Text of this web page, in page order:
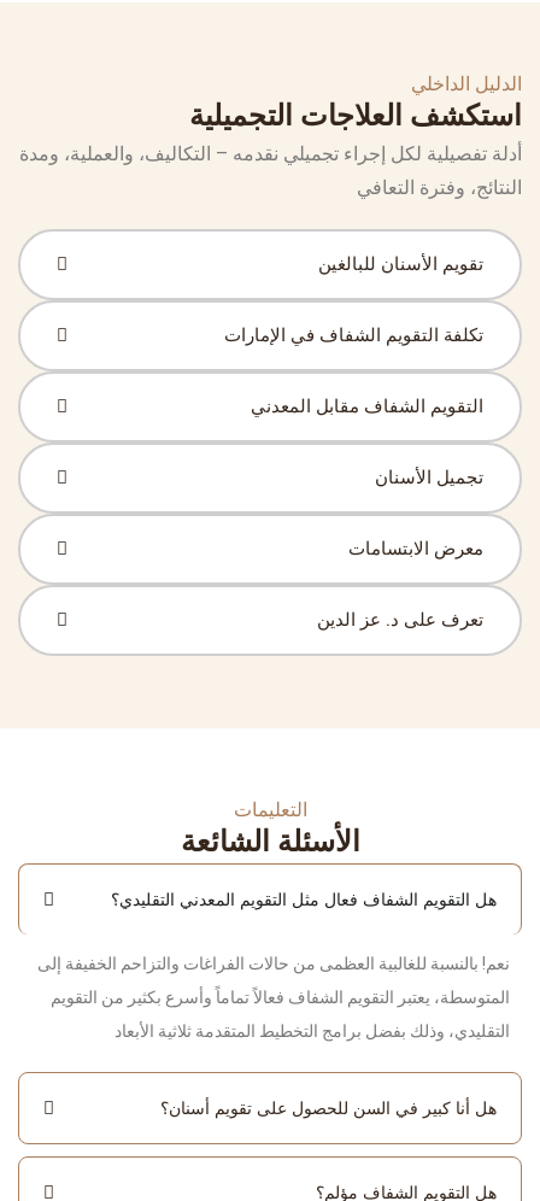
الدليل الداخلي
استكشف العلاجات التجميلية
أدلة تفصيلية لكل إجراء تجميلي نقدمه – التكاليف، والعملية، ومدة
النتائج، وفترة التعافي
تقويم الأسنان للبالغين
تكلفة التقويم الشفاف في الإمارات
التقويم الشفاف مقابل المعدني
تجميل الأسنان
معرض الابتسامات
تعرف على د. عز الدين
التعليمات
الأسئلة الشائعة
هل التقويم الشفاف فعال مثل التقويم المعدني التقليدي؟
نعم! بالنسبة للغالبية العظمى من حالات الفراغات والتزاحم الخفيفة إلى
المتوسطة، يعتبر التقويم الشفاف فعالاً تماماً وأسرع بكثير من التقويم
التقليدي، وذلك بفضل برامج التخطيط المتقدمة ثلاثية الأبعاد
هل أنا كبير في السن للحصول على تقويم أسنان؟
هل التقويم الشفاف مؤلم؟